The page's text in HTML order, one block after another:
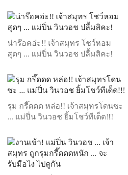
น่าร๊อคอ่ะ!! เจ้าสมุทร โชว์หอม
สุดๆ ... แม่ปิ่น วินวอช ปลื้มสิคะ!
รุม กรี๊ดดด หล่อ!! เจ้าสมุทรโดนซะ
... แม่ปิ่น วินวอช ยิ้มโชว์ทีเด็ด!!!